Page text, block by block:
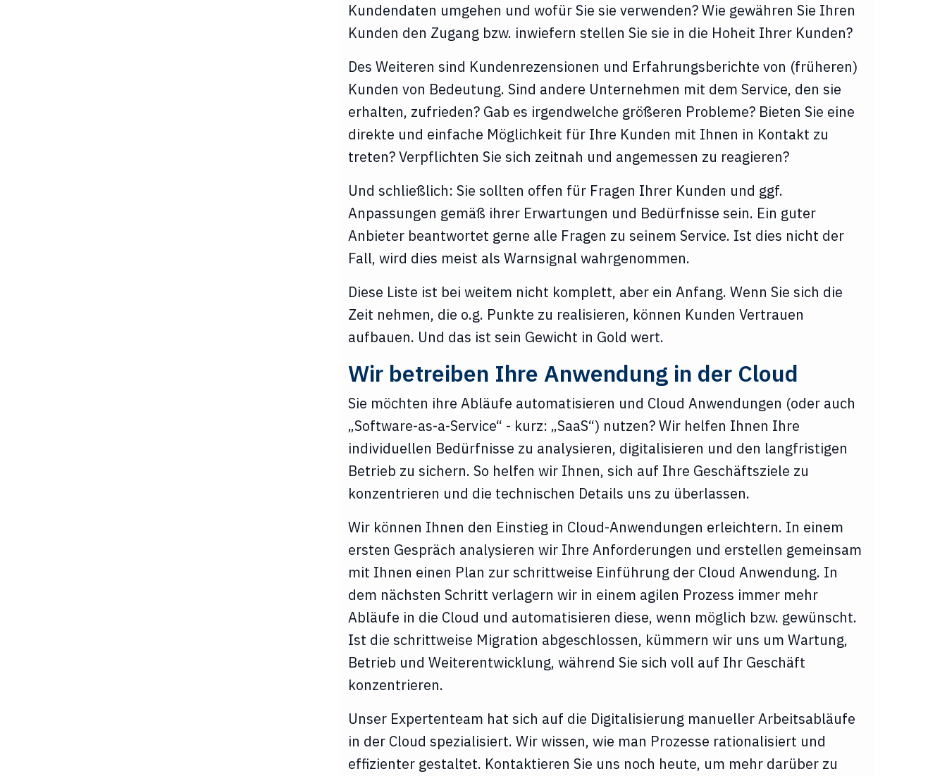
Kundendaten umgehen und wofür Sie sie verwenden? Wie gewähren Sie Ihren
Kunden den Zugang bzw. inwiefern stellen Sie sie in die Hoheit Ihrer Kunden?
Des Weiteren sind Kundenrezensionen und Erfahrungsberichte von (früheren)
Kunden von Bedeutung. Sind andere Unternehmen mit dem Service, den sie
erhalten, zufrieden? Gab es irgendwelche größeren Probleme? Bieten Sie eine
direkte und einfache Möglichkeit für Ihre Kunden mit Ihnen in Kontakt zu
treten? Verpflichten Sie sich zeitnah und angemessen zu reagieren?
Und schließlich: Sie sollten offen für Fragen Ihrer Kunden und ggf.
Anpassungen gemäß ihrer Erwartungen und Bedürfnisse sein. Ein guter
Anbieter beantwortet gerne alle Fragen zu seinem Service. Ist dies nicht der
Fall, wird dies meist als Warnsignal wahrgenommen.
Diese Liste ist bei weitem nicht komplett, aber ein Anfang. Wenn Sie sich die
Zeit nehmen, die o.g. Punkte zu realisieren, können Kunden Vertrauen
aufbauen. Und das ist sein Gewicht in Gold wert.
Wir betreiben Ihre Anwendung in der Cloud
Sie möchten ihre Abläufe automatisieren und Cloud Anwendungen (oder auch
„Software-as-a-Service“ - kurz: „SaaS“) nutzen? Wir helfen Ihnen Ihre
individuellen Bedürfnisse zu analysieren, digitalisieren und den langfristigen
Betrieb zu sichern. So helfen wir Ihnen, sich auf Ihre Geschäftsziele zu
konzentrieren und die technischen Details uns zu überlassen.
Wir können Ihnen den Einstieg in Cloud-Anwendungen erleichtern. In einem
ersten Gespräch analysieren wir Ihre Anforderungen und erstellen gemeinsam
mit Ihnen einen Plan zur schrittweise Einführung der Cloud Anwendung. In
dem nächsten Schritt verlagern wir in einem agilen Prozess immer mehr
Abläufe in die Cloud und automatisieren diese, wenn möglich bzw. gewünscht.
Ist die schrittweise Migration abgeschlossen, kümmern wir uns um Wartung,
Betrieb und Weiterentwicklung, während Sie sich voll auf Ihr Geschäft
konzentrieren.
Unser Expertenteam hat sich auf die Digitalisierung manueller Arbeitsabläufe
in der Cloud spezialisiert. Wir wissen, wie man Prozesse rationalisiert und
effizienter gestaltet. Kontaktieren Sie uns noch heute, um mehr darüber zu